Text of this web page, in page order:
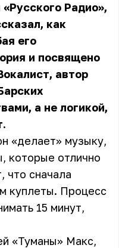
Радио»,
как
его
и посвящено
автор
а не логикой,
«делает» музыку,
которые отлично
что сначала
куплеты. Процесс
15 минут,
«Туманы» Макс,